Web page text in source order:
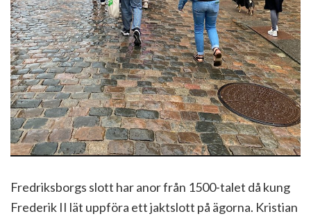
Fredriksborgs slott har anor från 1500-talet då kung
Frederik II lät uppföra ett jaktslott på ägorna. Kristian